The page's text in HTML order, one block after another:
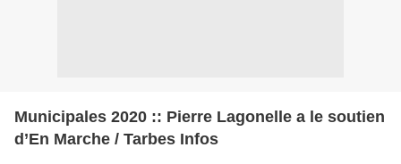
Municipales 2020 :: Pierre Lagonelle a le soutien
d’En Marche / Tarbes Infos